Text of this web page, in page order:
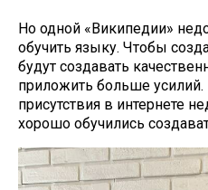
Но одной «Википедии»
обучить языку. Чтобы
будут создавать
приложить больше
присутствия в интернете
хорошо обучились